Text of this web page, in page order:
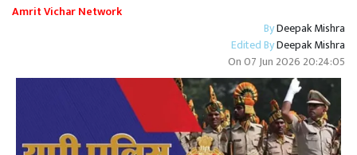
Amrit Vichar Network
ByDeepak Mishra
Edited ByDeepak Mishra
On07 Jun 2026 20:24:05